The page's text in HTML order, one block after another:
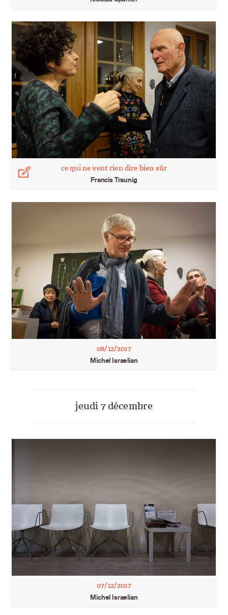
ce qui ne veut rien dire bien sûr
Francis Traunig
08/12/2017
Michel Israelian
jeudi 7 décembre
07/12/2017
Michel Israelian